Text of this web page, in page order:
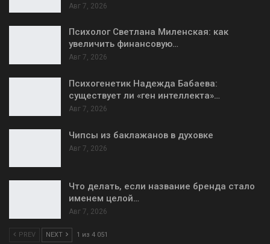
Авг 7, 2026
Психолог Светлана Миленская: как
увеличить финансовую…
Авг 7, 2026
Психогенетик Надежда Бабаева:
существует ли «ген интеллекта»…
Авг 7, 2026
Чипсы из баклажанов в духовке
Авг 7, 2026
Что делать, если название бренда стало
именем целой…
Авг 7, 2026
PREV NEXT 1 из 4 051